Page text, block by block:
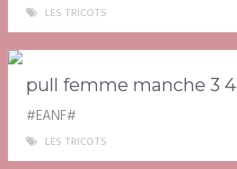
LES TRICOTS
pull femme manche 3 4
#EANF#
LES TRICOTS